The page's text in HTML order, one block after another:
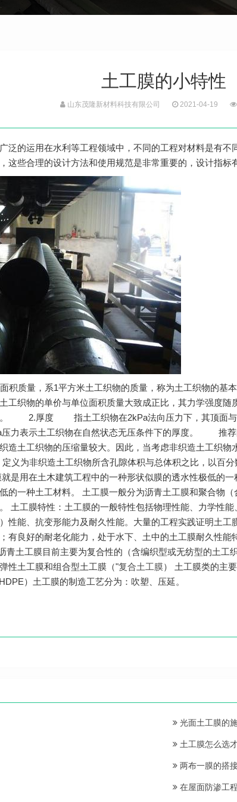
土工膜的小特性
山东茂隆新材料科技有限公司 2021-04-19
泛的运用在水利等工程领域中，不同的工程对材料是有
这些合理的设计方法和使用规范是非常重要的，设计指标
，系1平方米土工织物的质量，称为土工织物的基本
工织物的单价与单位面积质量大致成正比，其力学强度
。 2.厚度 指土工织物在2kPa法向压力下，其顶面与
压力表示土工织物在自然状态无压条件下的厚度。
造土工织物的压缩量较大。因此，当考虑非织造土工织
织造土工织物所含孔隙体积与总体积之比，以百分数
是用在土木建筑工程中的一种形状似膜的透水性极低的
的一种土工材料。 土工膜一般分为沥青土工膜和聚合物
土工膜特性：土工膜的一般特性包括物理性能、力学性
性能、抗变形能力及耐久性能。大量的工程实践证明土
有良好的耐老化能力，处于水下、土中的土工膜耐久性
青土工膜目前主要为复合性的（含编织型或无纺型的土工
性土工膜和组合型土工膜（"复合土工膜） 土工膜类的主
）土工膜的制造工艺分为：吹塑、压延。
光面土工膜的
土工膜怎么选
两布一膜的搭
在屋面防渗工